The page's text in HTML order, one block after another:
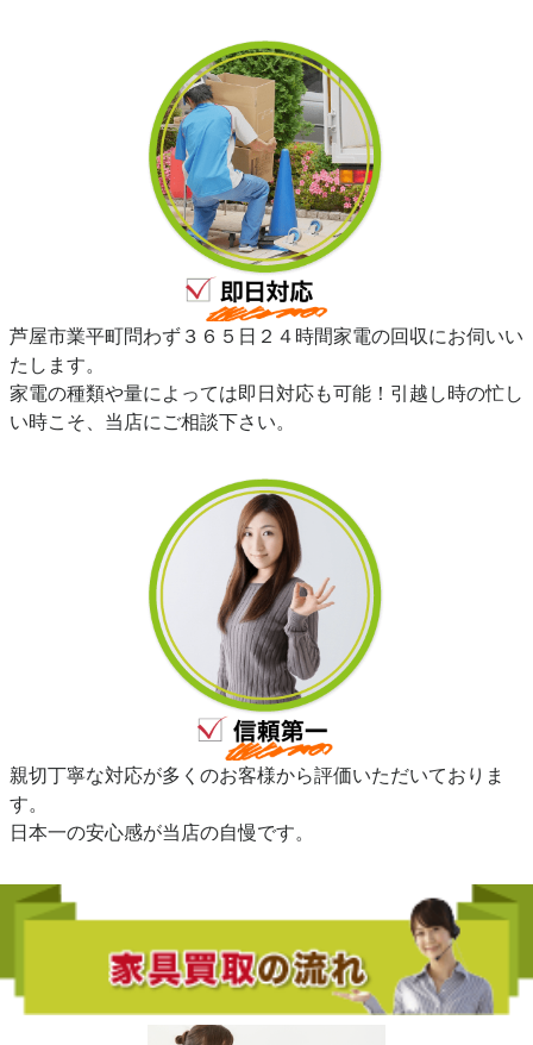
芦屋市業平町問わず３６５日２４時間家電の回収にお伺いい
たします。
家電の種類や量によっては即日対応も可能！引越し時の忙し
い時こそ、当店にご相談下さい。
親切丁寧な対応が多くのお客様から評価いただいておりま
す。
日本一の安心感が当店の自慢です。